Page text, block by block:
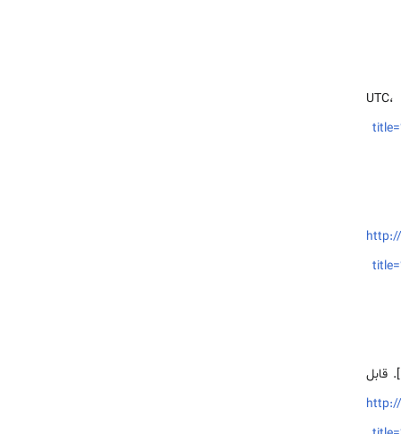
مشارکت‌کنندگان دانشنامه ملل. دين در جامعه و سياست لبنان [اینترنت]. دانشنامه ملل، ؛ ۲۰۲۴ دسامبر ۳۱، ‏۰۷:۵۲ UTC [یادکردشده در ۲۰۲۶ اوت ۶]. قابل